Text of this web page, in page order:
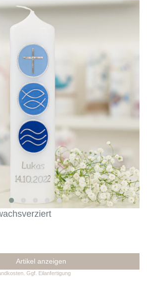
Artikel anzeigen
Ggf. Eilanfertigung